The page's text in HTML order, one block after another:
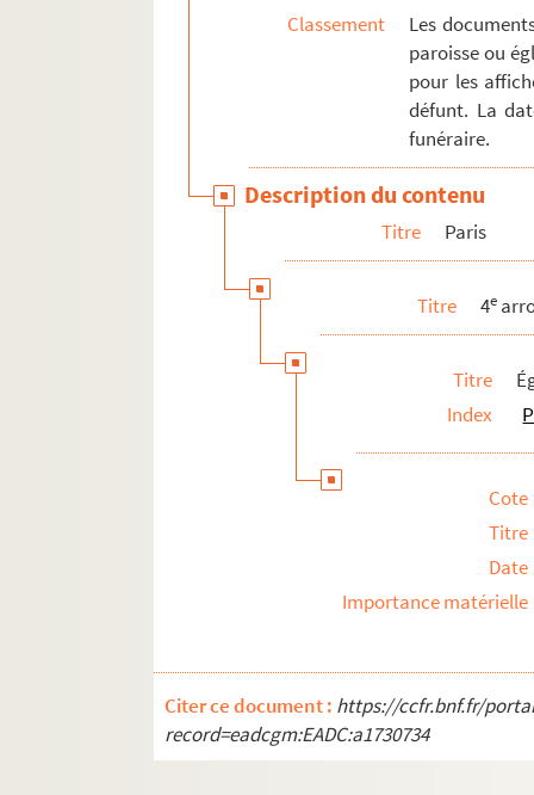
Église Saint-Pierre-des-Arcis
8earrondissement
10e arrondissement
13
Villes diverses
Classement
Les
paroisse ou
pour les
défunt. La
funéraire.
Description du contenu
Titre Paris
Titre 4e
Titre
Index
Cote
Titre
Date
Importance matérielle
Citer ce document : https://ccfr.bnf.fr/
record=eadcgm:EADC:a1730734